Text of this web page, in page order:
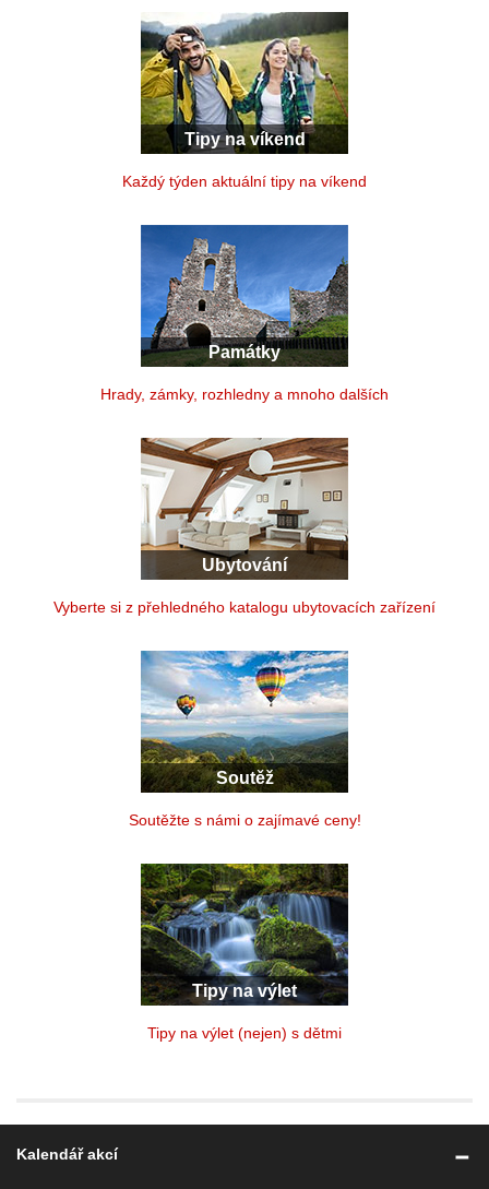
Tipy na víkend
Každý týden aktuální tipy na víkend
Památky
Hrady, zámky, rozhledny a mnoho dalších
Ubytování
Vyberte si z přehledného katalogu ubytovacích zařízení
Soutěž
Soutěžte s námi o zajímavé ceny!
Tipy na výlet
Tipy na výlet (nejen) s dětmi
Kalendář akcí